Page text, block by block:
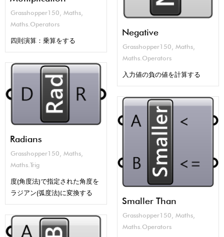
Grasshopper150 Maths
Maths.Operators
四則演算：乗算をする
Negative
Grasshopper150 , Maths,
Maths.Operators
入力値の負の値を計算する
Radians
Grasshopper150 Maths
Maths.Trig
度(角度法)で指定された角度を
ラジアン(弧度法)に変換する
Smaller Than
Grasshopper150 Maths
Maths.Operators